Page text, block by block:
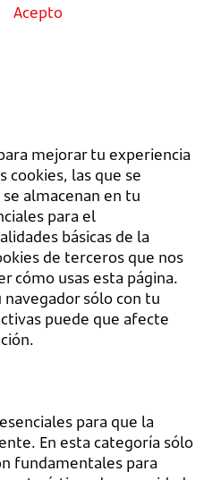
Acepto
mejorar tu experiencia
cookies, las que se
almacenan en tu
para el
básicas de la
de terceros que nos
cómo usas esta página.
navegador sólo con tu
puede que afecte
para que la
En esta categoría sólo
fundamentales para